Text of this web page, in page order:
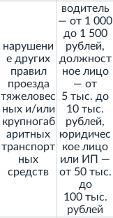
нарушени
е других
правил
проезда
тяжеловес
ных и/или
крупногаб
аритных
транспорт
ных
средств
водитель
— от 1 000
до 1 500
рублей,
должност
ное лицо
— от
5 тыс. до
10 тыс.
рублей,
юридичес
кое лицо
или ИП —
от 50 тыс.
до
100 тыс.
рублей